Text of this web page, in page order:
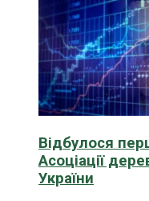
Відбулося
Асоціації
України